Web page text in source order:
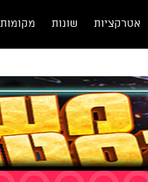
אטרקציות שונות מקומות